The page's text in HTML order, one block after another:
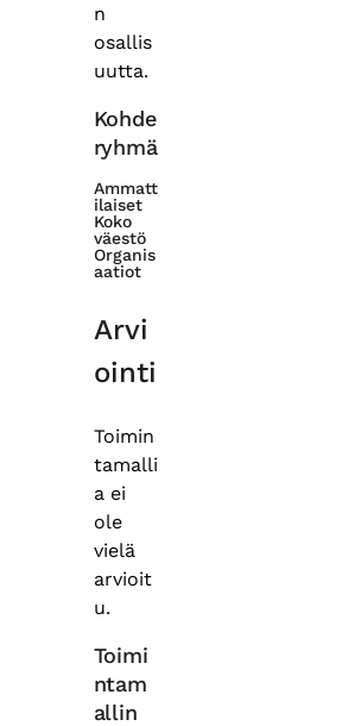
n
osallis
uutta.
Kohde
ryhmä
Ammatt
ilaiset
Koko
väestö
Organis
aatiot
Arvi
ointi
Toimin
tamalli
a ei
ole
vielä
arvioit
u.
Toimi
ntam
allin